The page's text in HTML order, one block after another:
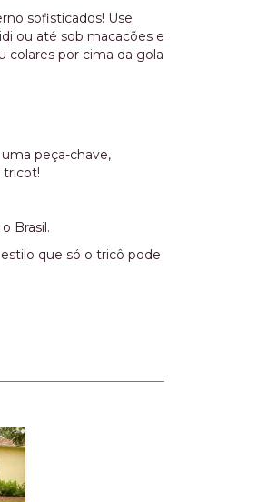
sofisticados! Use
ou até sob macacões e
colares por cima da gola
peça-chave,
tricot!
Brasil.
que só o tricô pode